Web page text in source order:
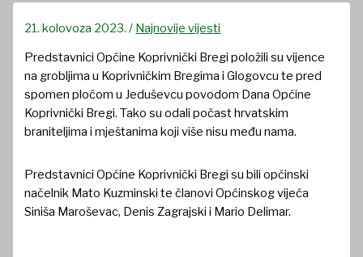
21. kolovoza 2023./ Najnovije vijesti
Predstavnici Općine Koprivnički Bregi položili su vijence
na grobljima u Koprivničkim Bregima i Glogovcu te pred
spomen pločom u Jeduševcu povodom Dana Općine
Koprivnički Bregi. Tako su odali počast hrvatskim
braniteljima i mještanima koji više nisu među nama.
Predstavnici Općine Koprivnički Bregi su bili općinski
načelnik Mato Kuzminski te članovi Općinskog vijeća
Siniša Maroševac, Denis Zagrajski i Mario Delimar.